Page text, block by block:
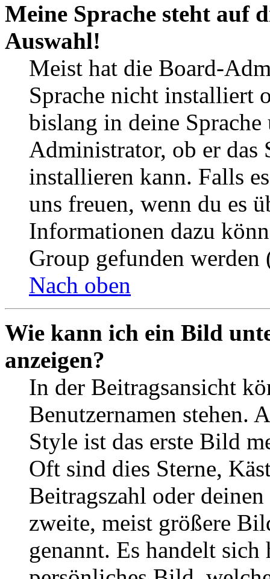
Meine Sprache steht auf
Auswahl!
Meist hat die Board-
Sprache nicht installiert
bislang in deine
Administrator, ob er das
installieren kann. Falls
uns freuen, wenn du es
Informationen dazu
Group gefunden
Nach oben
Wie kann ich ein Bild
anzeigen?
In der Beitragsansicht
Benutzernamen stehen.
Style ist das erste Bild
Oft sind dies Sterne,
Beitragszahl oder
zweite, meist größere
genannt. Es handelt